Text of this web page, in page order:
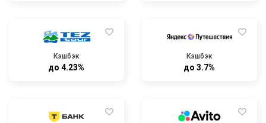
Кэшбэк
до 4.23%
Кэшбэк
до 3.7%